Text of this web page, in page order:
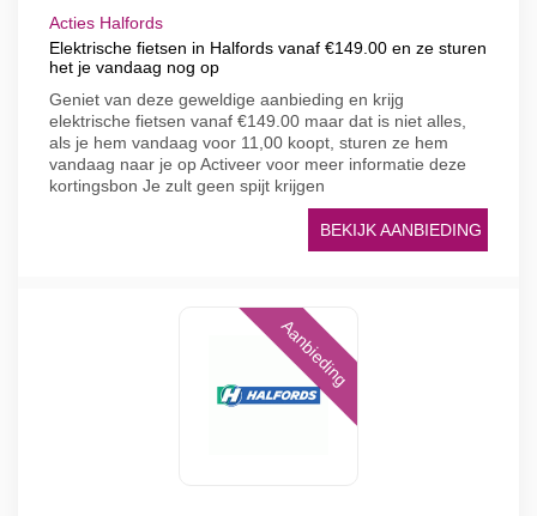
Acties Halfords
Elektrische fietsen in Halfords vanaf €149.00 en ze sturen
het je vandaag nog op
Geniet van deze geweldige aanbieding en krijg
elektrische fietsen vanaf €149.00 maar dat is niet alles,
als je hem vandaag voor 11,00 koopt, sturen ze hem
vandaag naar je op Activeer voor meer informatie deze
kortingsbon Je zult geen spijt krijgen
BEKIJK AANBIEDING
Aanbieding